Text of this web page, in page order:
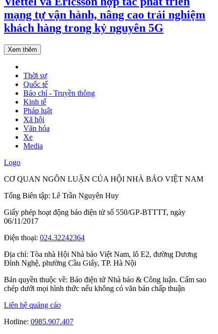
mạng tự vận hành, nâng cao trải nghiệm
khách hàng trong kỷ nguyên 5G
Xem thêm
Thời sự
Quốc tế
Báo chí - Truyền thông
Kinh tế
Pháp luật
Xã hội
Văn hóa
Xe
Media
Logo
CƠ QUAN NGÔN LUẬN CỦA HỘI NHÀ BÁO VIỆT NAM
Tổng Biên tập: Lê Trần Nguyên Huy
Giấy phép hoạt động báo điện tử số 550/GP-BTTTT, ngày
06/11/2017
Điện thoại: 024.32242364
Địa chỉ: Tòa nhà Hội Nhà báo Việt Nam, lô E2, đường Dương
Đình Nghệ, phường Cầu Giấy, TP. Hà Nội
Bản quyền thuộc về: Báo điện tử Nhà báo & Công luận. Cấm sao
chép dưới mọi hình thức nếu không có văn bản chấp thuận
Liên hệ quảng cáo
Hotline: 0985.907.407